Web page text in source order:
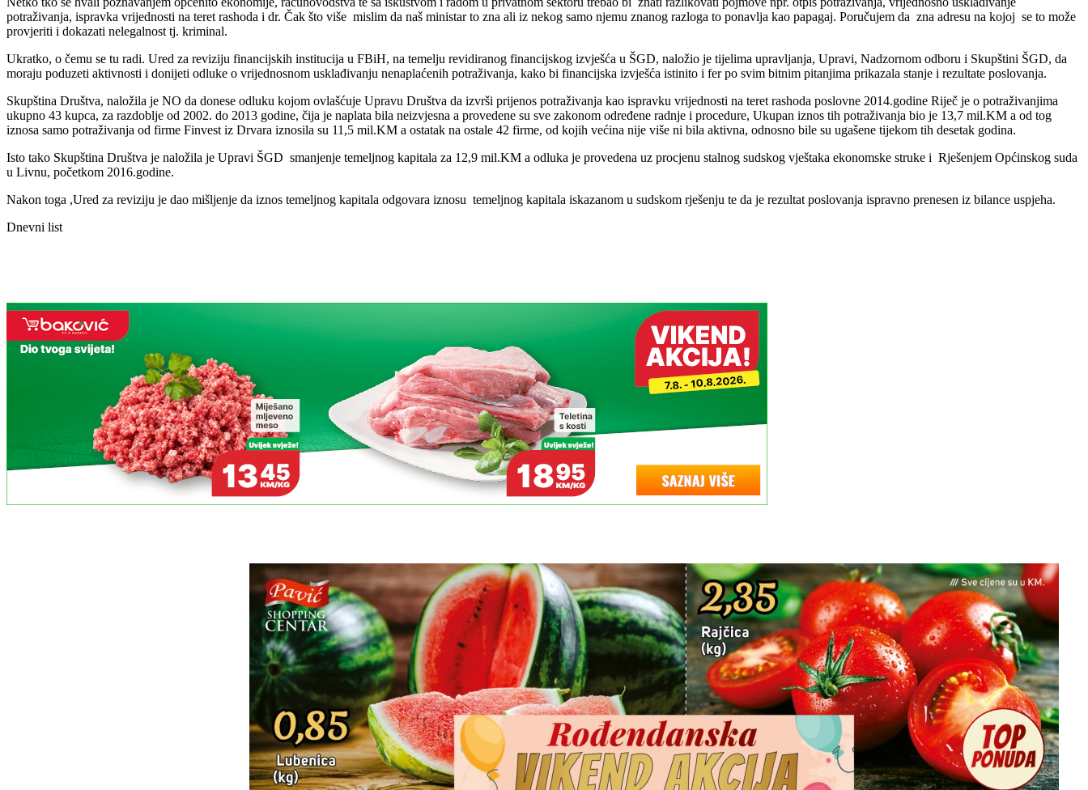
potraživanja, ispravka vrijednosti na teret rashoda i dr. Čak što više mislim da naš ministar to zna ali iz nekog samo njemu znanog razloga to ponavlja kao papagaj. Poručujem da zna adresu na kojoj se to može
provjeriti i dokazati nelegalnost tj. kriminal.
Ukratko, o čemu se tu radi. Ured za reviziju financijskih institucija u FBiH, na temelju revidiranog financijskog izvješća u ŠGD, naložio je tijelima upravljanja, Upravi, Nadzornom odboru i Skupštini ŠGD, da
moraju poduzeti aktivnosti i donijeti odluke o vrijednosnom usklađivanju nenaplaćenih potraživanja, kako bi financijska izvješća istinito i fer po svim bitnim pitanjima prikazala stanje i rezultate poslovanja.
Skupština Društva, naložila je NO da donese odluku kojom ovlašćuje Upravu Društva da izvrši prijenos potraživanja kao ispravku vrijednosti na teret rashoda poslovne 2014.godine Riječ je o potraživanjima
ukupno 43 kupca, za razdoblje od 2002. do 2013 godine, čija je naplata bila neizvjesna a provedene su sve zakonom određene radnje i procedure, Ukupan iznos tih potraživanja bio je 13,7 mil.KM a od tog
iznosa samo potraživanja od firme Finvest iz Drvara iznosila su 11,5 mil.KM a ostatak na ostale 42 firme, od kojih većina nije više ni bila aktivna, odnosno bile su ugašene tijekom tih desetak godina.
Isto tako Skupština Društva je naložila je Upravi ŠGD smanjenje temeljnog kapitala za 12,9 mil.KM a odluka je provedena uz procjenu stalnog sudskog vještaka ekonomske struke i Rješenjem Općinskog suda
u Livnu, početkom 2016.godine.
Nakon toga ,Ured za reviziju je dao mišljenje da iznos temeljnog kapitala odgovara iznosu temeljnog kapitala iskazanom u sudskom rješenju te da je rezultat poslovanja ispravno prenesen iz bilance uspjeha.
Dnevni list